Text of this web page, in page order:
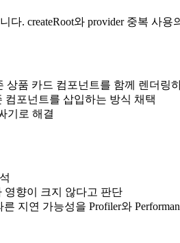
. createRoot와 provider 중복 사
상품 카드 컴포넌트를 함께 렌더링
컴포넌트를 삽입하는 방식 채택
기로 해결
영향이 크지 않다고 판단
지연 가능성을 Profiler와